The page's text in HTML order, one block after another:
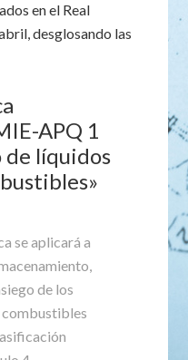
en el Real
desglosando las
APQ 1
de líquidos
se aplicará a
de los